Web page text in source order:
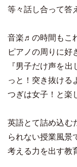
等々話し合って答
音楽♬の時間もこ
ピアノの周りに好
『男子だけ声を
っと！突き抜ける
つぎは女子！と楽
英語とて詰め込む
られない授業風景
考える力を出す教